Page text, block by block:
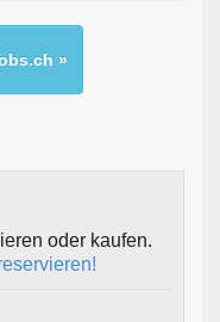
»
oder kaufen.